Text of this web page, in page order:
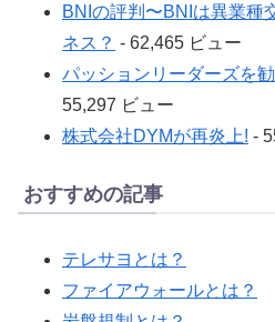
BNIの評判〜BNIは異業種
ネス？ - 62,465 ビュー
パッションリーダーズを
55,297 ビュー
株式会社DYMが再炎上! -
おすすめの記事
テレサヨとは？
ファイアウォールとは？